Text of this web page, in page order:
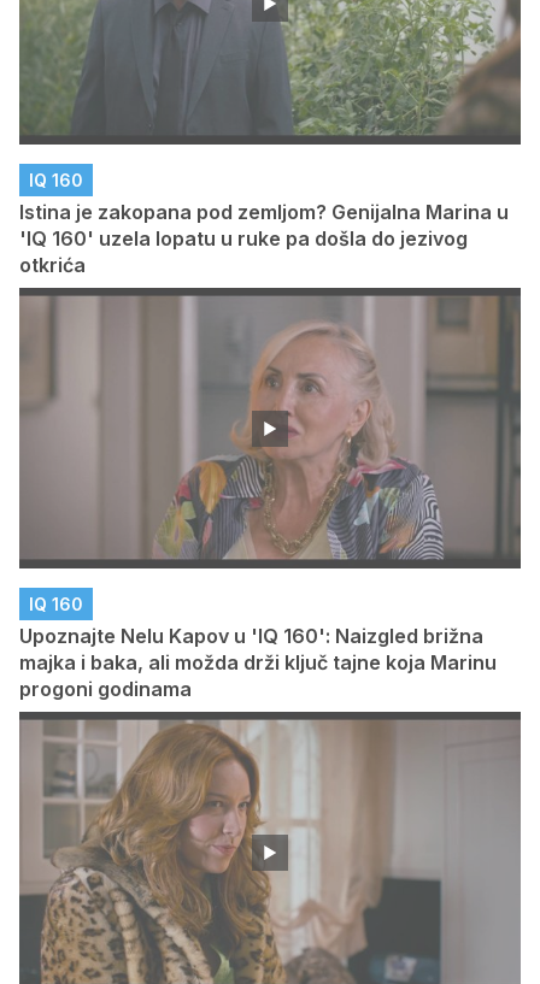
IQ 160
Istina je zakopana pod zemljom? Genijalna Marina u
'IQ 160' uzela lopatu u ruke pa došla do jezivog
otkrića
IQ 160
Upoznajte Nelu Kapov u 'IQ 160': Naizgled brižna
majka i baka, ali možda drži ključ tajne koja Marinu
progoni godinama